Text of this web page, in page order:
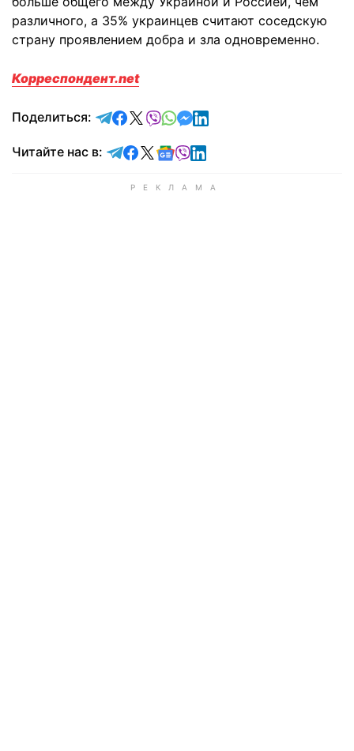
различного, а 35% украинцев считают соседскую
страну проявлением добра и зла одновременно.
Корреспондент.net
Поделиться: отправить в Telegram
поделиться в Facebook
поделиться в X
отправить в Viber
отправить в Whatsapp
отправить в Messenger
отправить в LinkedIn
Читайте нас в: Читайте в Telegram
Читайте в Facebook
Читайте в X
Читайте в Google news
Читайте в Viber
Читайте в LinkedIn